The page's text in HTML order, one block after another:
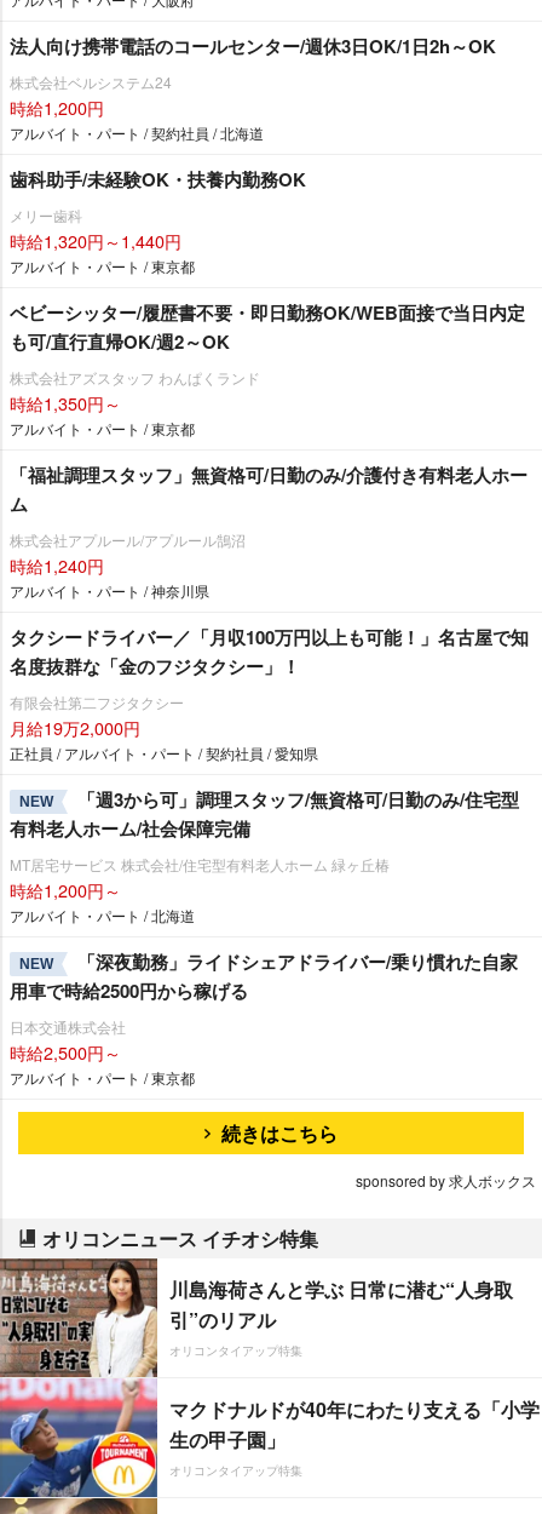
法人向け携帯電話のコールセンター/週休3日OK/1日2h～OK
株式会社ベルシステム24
時給1,200円
アルバイト・パート / 契約社員 / 北海道
歯科助手/未経験OK・扶養内勤務OK
メリー歯科
時給1,320円～1,440円
アルバイト・パート / 東京都
ベビーシッター/履歴書不要・即日勤務OK/WEB面接で当日内定
も可/直行直帰OK/週2～OK
株式会社アズスタッフ わんぱくランド
時給1,350円～
アルバイト・パート / 東京都
「福祉調理スタッフ」無資格可/日勤のみ/介護付き有料老人ホー
ム
株式会社アプルール/アプルール鵠沼
時給1,240円
アルバイト・パート / 神奈川県
タクシードライバー／「月収100万円以上も可能！」名古屋で知
名度抜群な「金のフジタクシー」！
有限会社第二フジタクシー
月給19万2,000円
正社員 / アルバイト・パート / 契約社員 / 愛知県
NEW
「週3から可」調理スタッフ/無資格可/日勤のみ/住宅型
有料老人ホーム/社会保障完備
MT居宅サービス 株式会社/住宅型有料老人ホーム 緑ヶ丘椿
時給1,200円～
アルバイト・パート / 北海道
NEW
「深夜勤務」ライドシェアドライバー/乗り慣れた自家
用車で時給2500円から稼げる
日本交通株式会社
時給2,500円～
アルバイト・パート / 東京都
続きはこちら
sponsored by 求人ボックス
オリコンニュース イチオシ特集
川島海荷さんと学ぶ 日常に潜む“人身取
引”のリアル
オリコンタイアップ特集
マクドナルドが40年にわたり支える「小学
生の甲子園」
オリコンタイアップ特集